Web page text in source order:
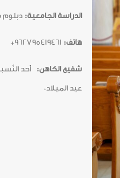
الدراسة الجامعية: دبلوم
هاتف:
شفيع الكاهن: أحد
عيد الميلاد0
المكتبة
المدارس
بيت العائلة